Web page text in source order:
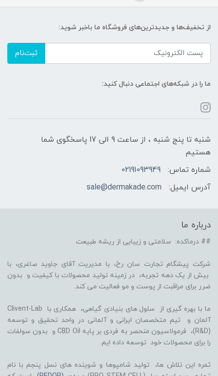
از تخفیف‌ها و جدیدترین‌های فروشگاه ما باخبر شوید:
ثبت‌نام
ما را در شبکه‌های اجتماعی دنبال کنید:
شنبه تا پنج شنبه ، از ساعت 9 الی 17 پاسخگوی شما
هستیم
شماره تماس:
02191093949
آدرس ایمیل:
sale@dermakade.com
درباره ما
## درماکده: سلامتی و زیبایی از ریشه طبیعت
شرکت پیشگام تجارت سان رخ، با مدیریت آقای جاوید صاغری، با
بیش از یک دهه تجربه، در زمینه تولید محصولات با کیفیت و بدون
ضرر برای مراقبت از پوست و مو فعالیت می کند.
ما با بهره گیری از سلول های بنیادی گیاهی، همکاری با Clivent-Lab
آلمان و تیم متخصصان ایرانی و آلمانی در واحد تحقیق و توسعه
(R&D)، فرمولاسیون منحصر به فردی بر پایه CBD Oil و بدون سولفات
را برای محصولات خود توسعه داده ایم.
ثمره این تلاش ها، تولید شامپوها و شوینده های نسل پنجم با نام